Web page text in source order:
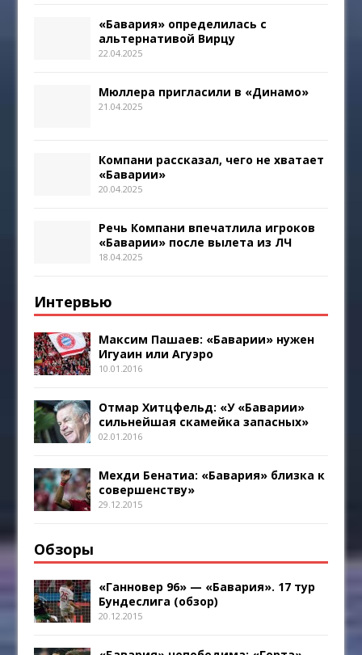
«Бавария» определилась с
альтернативой Вирцу
22.04.2025
Мюллера пригласили в «Динамо»
21.04.2025
Компани рассказал, чего не хватает
«Баварии»
20.04.2025
Речь Компани впечатлила игроков
«Баварии» после вылета из ЛЧ
18.04.2025
Интервью
Максим Пашаев: «Баварии» нужен
Игуаин или Агуэро
10.01.2016
Отмар Хитцфельд: «У «Баварии»
сильнейшая скамейка запасных»
02.01.2016
Мехди Бенатиа: «Бавария» близка к
совершенству»
29.12.2015
Обзоры
«Ганновер 96» — «Бавария». 17 тур
Бундеслига (обзор)
20.12.2015